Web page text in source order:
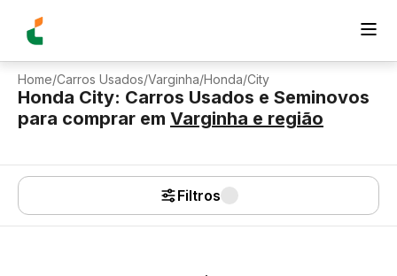
Home/Carros Usados/Varginha/Honda/City
Honda City: Carros Usados e Seminovos
para comprar em Varginha e região
Filtros